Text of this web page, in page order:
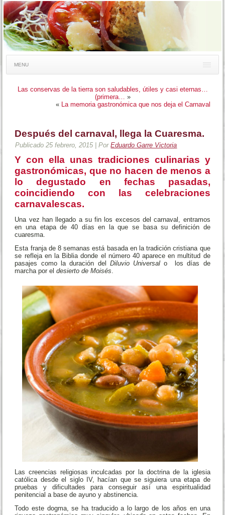
Uso de cookies
Este sitio web utiliza cookies para que usted tenga la mejor experiencia de
usuario. Si continúa navegando está dando su consentimiento para la
aceptación de las mencionadas cookies y la aceptación de nuestra
cookies
ACEPTAR
Las conservas de la tierra son saludables, útiles y casi eternas…
(primera…»
«La memoria gastronómica que nos deja el Carnaval
Después del carnaval, llega la Cuaresma.
Publicado 25 febrero, 2015
Y con ella unas tradiciones culinarias y
gastronómicas, que no hacen de menos a
coincidiendo con las celebraciones
carnavalescas.
en una etapa de 40 días en la que se basa su definición de
cuaresma.
Esta franja de 8 semanas está basada en la tradición cristiana que
se refleja en la Biblia donde el número 40 aparece en multitud de
pasajes como la duración delDiluvio Universalo los días de
marcha por eldesierto de Moisés.